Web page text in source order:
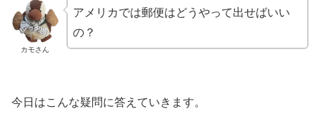
カモさん
アメリカでは郵便はどうやって出せばいい
の？
今日はこんな疑問に答えていきます。